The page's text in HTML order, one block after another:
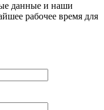
данные и наши
рабочее время для